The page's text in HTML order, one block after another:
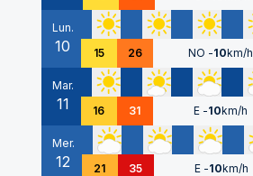
Lun.
10 15 26 NO -10km/h
Mar.
11 16 31 E -10km/h
Mer.
12 21 35 E -10km/h